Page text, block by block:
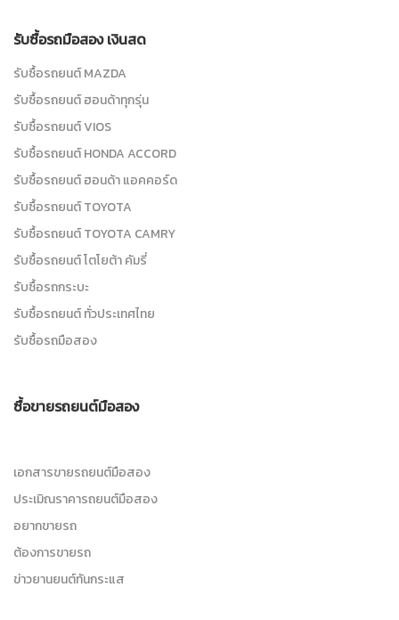
รับซื้อรถมือสอง เงินสด
รับซื้อรถยนต์ MAZDA
รับซื้อรถยนต์ ฮอนด้าทุกรุ่น
รับซื้อรถยนต์ VIOS
รับซื้อรถยนต์ HONDA ACCORD
รับซื้อรถยนต์ ฮอนด้า แอคคอร์ด
รับซื้อรถยนต์ TOYOTA
รับซื้อรถยนต์ TOYOTA CAMRY
รับซื้อรถยนต์ โตโยต้า คัมรี่
รับซื้อรถกระบะ
รับซื้อรถยนต์ ทั่วประเทศไทย
รับซื้อรถมือสอง
ซื้อขายรถยนต์มือสอง
เอกสารขายรถยนต์มือสอง
ประเมิณราคารถยนต์มือสอง
อยากขายรถ
ต้องการขายรถ
ข่าวยานยนต์ทันกระแส